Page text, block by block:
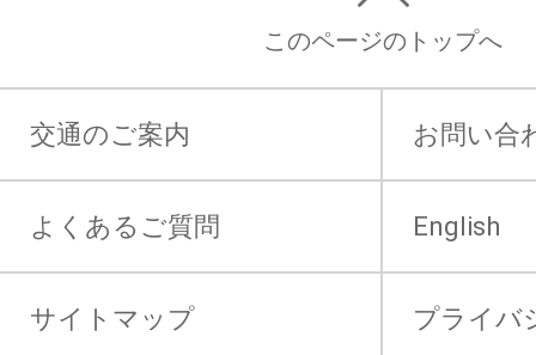
このページのトップへ
交通のご案内 お問い合
よくあるご質問 English
サイトマップ プライバ